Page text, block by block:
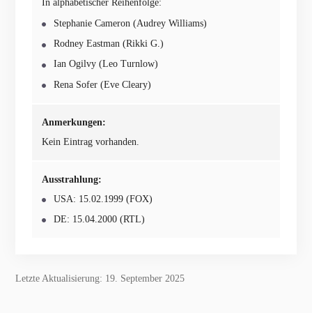
In alphabetischer Reihenfolge:
Stephanie Cameron (Audrey Williams)
Rodney Eastman (Rikki G.)
Ian Ogilvy (Leo Turnlow)
Rena Sofer (Eve Cleary)
Anmerkungen:
Kein Eintrag vorhanden.
Ausstrahlung:
USA: 15.02.1999 (FOX)
DE: 15.04.2000 (RTL)
Letzte Aktualisierung: 19. September 2025